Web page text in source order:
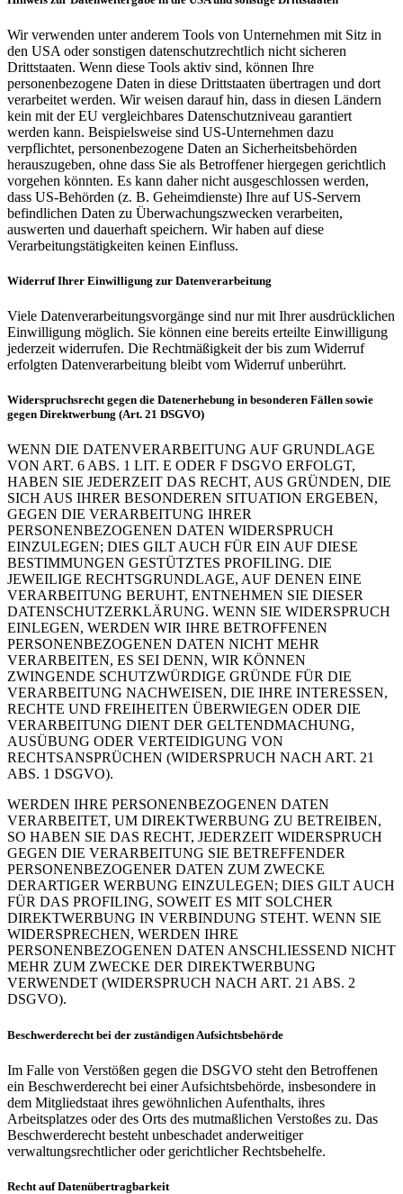
Wir verwenden unter anderem Tools von Unternehmen mit Sitz in
den USA oder sonstigen datenschutzrechtlich nicht sicheren
Drittstaaten. Wenn diese Tools aktiv sind, können Ihre
personenbezogene Daten in diese Drittstaaten übertragen und dort
verarbeitet werden. Wir weisen darauf hin, dass in diesen Ländern
kein mit der EU vergleichbares Datenschutzniveau garantiert
werden kann. Beispielsweise sind US-Unternehmen dazu
verpflichtet, personenbezogene Daten an Sicherheitsbehörden
herauszugeben, ohne dass Sie als Betroffener hiergegen gerichtlich
vorgehen könnten. Es kann daher nicht ausgeschlossen werden,
dass US-Behörden (z. B. Geheimdienste) Ihre auf US-Servern
befindlichen Daten zu Überwachungszwecken verarbeiten,
auswerten und dauerhaft speichern. Wir haben auf diese
Verarbeitungstätigkeiten keinen Einfluss.
Widerruf Ihrer Einwilligung zur Datenverarbeitung
Viele Datenverarbeitungsvorgänge sind nur mit Ihrer ausdrücklichen
Einwilligung möglich. Sie können eine bereits erteilte Einwilligung
jederzeit widerrufen. Die Rechtmäßigkeit der bis zum Widerruf
erfolgten Datenverarbeitung bleibt vom Widerruf unberührt.
Widerspruchsrecht gegen die Datenerhebung in besonderen Fällen sowie
gegen Direktwerbung (Art. 21 DSGVO)
WENN DIE DATENVERARBEITUNG AUF GRUNDLAGE
VON ART. 6 ABS. 1 LIT. E ODER F DSGVO ERFOLGT,
HABEN SIE JEDERZEIT DAS RECHT, AUS GRÜNDEN, DIE
SICH AUS IHRER BESONDEREN SITUATION ERGEBEN,
GEGEN DIE VERARBEITUNG IHRER
PERSONENBEZOGENEN DATEN WIDERSPRUCH
EINZULEGEN; DIES GILT AUCH FÜR EIN AUF DIESE
BESTIMMUNGEN GESTÜTZTES PROFILING. DIE
JEWEILIGE RECHTSGRUNDLAGE, AUF DENEN EINE
VERARBEITUNG BERUHT, ENTNEHMEN SIE DIESER
DATENSCHUTZERKLÄRUNG. WENN SIE WIDERSPRUCH
EINLEGEN, WERDEN WIR IHRE BETROFFENEN
PERSONENBEZOGENEN DATEN NICHT MEHR
VERARBEITEN, ES SEI DENN, WIR KÖNNEN
ZWINGENDE SCHUTZWÜRDIGE GRÜNDE FÜR DIE
VERARBEITUNG NACHWEISEN, DIE IHRE INTERESSEN,
RECHTE UND FREIHEITEN ÜBERWIEGEN ODER DIE
VERARBEITUNG DIENT DER GELTENDMACHUNG,
AUSÜBUNG ODER VERTEIDIGUNG VON
RECHTSANSPRÜCHEN (WIDERSPRUCH NACH ART. 21
ABS. 1 DSGVO).
WERDEN IHRE PERSONENBEZOGENEN DATEN
VERARBEITET, UM DIREKTWERBUNG ZU BETREIBEN,
SO HABEN SIE DAS RECHT, JEDERZEIT WIDERSPRUCH
GEGEN DIE VERARBEITUNG SIE BETREFFENDER
PERSONENBEZOGENER DATEN ZUM ZWECKE
DERARTIGER WERBUNG EINZULEGEN; DIES GILT AUCH
FÜR DAS PROFILING, SOWEIT ES MIT SOLCHER
DIREKTWERBUNG IN VERBINDUNG STEHT. WENN SIE
WIDERSPRECHEN, WERDEN IHRE
PERSONENBEZOGENEN DATEN ANSCHLIESSEND NICHT
MEHR ZUM ZWECKE DER DIREKTWERBUNG
VERWENDET (WIDERSPRUCH NACH ART. 21 ABS. 2
DSGVO).
Beschwerderecht bei der zuständigen Aufsichtsbehörde
Im Falle von Verstößen gegen die DSGVO steht den Betroffenen
ein Beschwerderecht bei einer Aufsichtsbehörde, insbesondere in
dem Mitgliedstaat ihres gewöhnlichen Aufenthalts, ihres
Arbeitsplatzes oder des Orts des mutmaßlichen Verstoßes zu. Das
Beschwerderecht besteht unbeschadet anderweitiger
verwaltungsrechtlicher oder gerichtlicher Rechtsbehelfe.
Recht auf Datenübertragbarkeit